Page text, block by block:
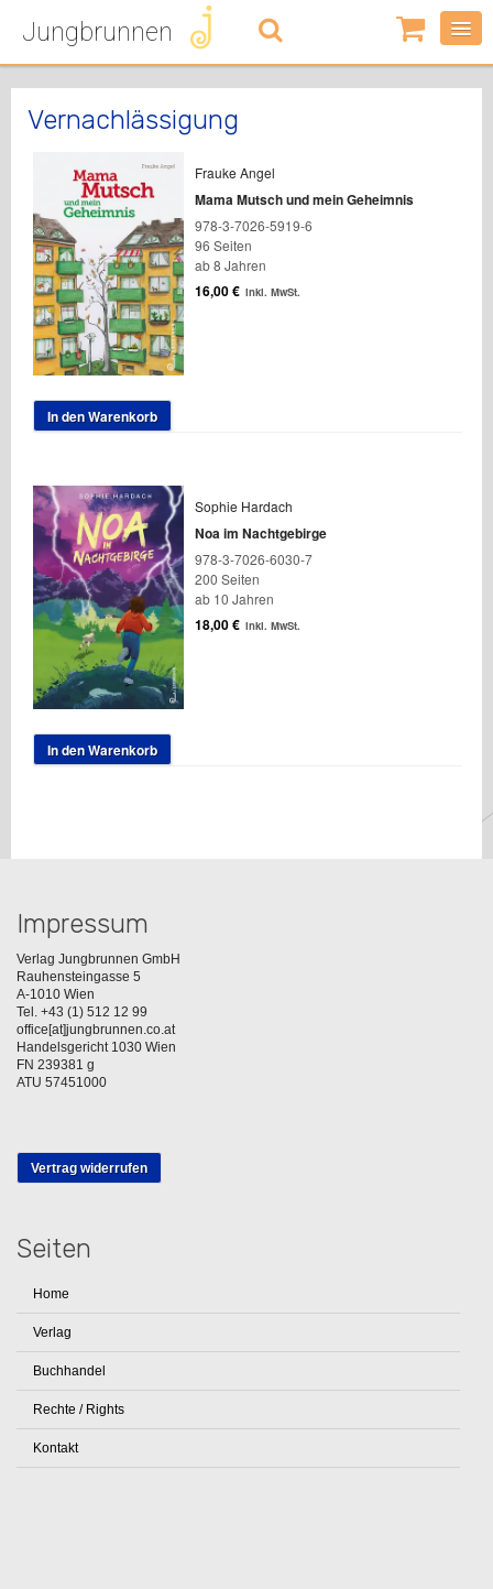
Jungbrunnen
0
Artikel
-
Vernachlässigung
Frauke Angel
Mama Mutsch und mein Geheimnis
978-3-7026-5919-6
96 Seiten
ab 8 Jahren
16,00€ inkl. MwSt.
In den Warenkorb
Sophie Hardach
Noa im Nachtgebirge
978-3-7026-6030-7
200 Seiten
ab 10 Jahren
18,00€ inkl. MwSt.
In den Warenkorb
Impressum
Verlag Jungbrunnen GmbH
Rauhensteingasse 5
A-1010 Wien
Tel. +43 (1) 512 12 99
office[at]jungbrunnen.co.at
Handelsgericht 1030 Wien
FN 239381 g
ATU 57451000
Vertrag widerrufen
Seiten
Home
Verlag
Buchhandel
Rechte / Rights
Kontakt